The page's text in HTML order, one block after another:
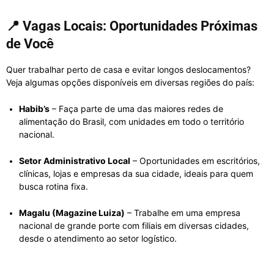
📍 Vagas Locais: Oportunidades Próximas
de Você
Quer trabalhar perto de casa e evitar longos deslocamentos?
Veja algumas opções disponíveis em diversas regiões do país:
Habib’s – Faça parte de uma das maiores redes de
alimentação do Brasil, com unidades em todo o território
nacional.
Setor Administrativo Local – Oportunidades em escritórios,
clínicas, lojas e empresas da sua cidade, ideais para quem
busca rotina fixa.
Magalu (Magazine Luiza) – Trabalhe em uma empresa
nacional de grande porte com filiais em diversas cidades,
desde o atendimento ao setor logístico.